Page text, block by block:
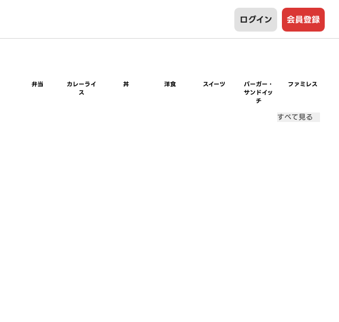
ログイン 会員登録
弁当
カレーライ
ス
丼 洋食 スイーツ
バーガー・
サンドイッ
チ
ファミレス
すべて見る